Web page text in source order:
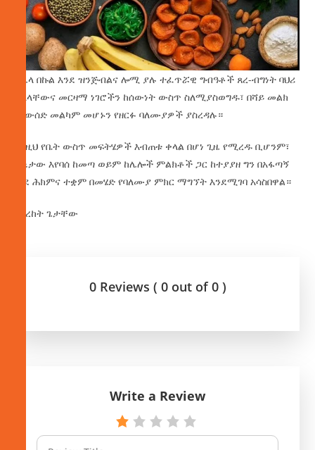
በሌላ በኩል እንደ ዝንጅብልና ሎሚ ያሉ ተፈጥሯዊ ግብዓቶች ጸረ-ብግነት ባህሪ
ስላላቸውና መርዛማ ነገሮችን ከሰውነት ውስጥ ስለሚያስወግዱ፣ በሻይ መልክ
መውሰድ መልካም መሆኑን የዘርፉ ባለሙያዎች ያስረዳሉ።
እነዚህ የቤት ውስጥ መፍትሄዎች እብጠቱ ቀላል በሆነ ጊዜ የሚረዱ ቢሆንም፣
ሁኔታው እየባሰ ከመጣ ወይም ከሌሎች ምልክቶች ጋር ከተያያዘ ግን በአፋጣኝ
ወደ ሕክምና ተቋም በመሄድ የባለሙያ ምክር ማግኘት እንደሚገባ አሳስበዋል።
በበረከት ጌታቸው
0 Reviews ( 0 out of 0 )
Write a Review